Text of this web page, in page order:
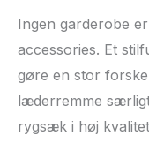
Ingen garderobe
accessories. Et
gøre en stor
læderremme
rygsæk i høj